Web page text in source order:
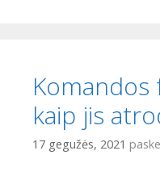
Komandos
kaip jis
17 gegužės, 2021